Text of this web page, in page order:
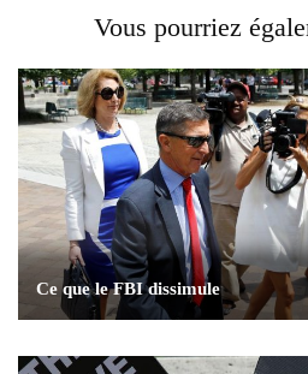
Vous pourriez
Ce que le FBI dissimule